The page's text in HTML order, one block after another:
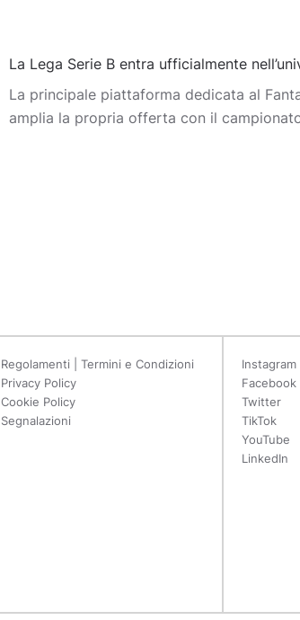
La Lega Serie B entra ufficialmente
La principale piattaforma dedicata al
amplia la propria offerta con il
Regolamenti | Termini e Condizioni
Privacy Policy
Cookie Policy
Segnalazioni
Instagram
Facebook
Twitter
TikTok
YouTube
LinkedIn